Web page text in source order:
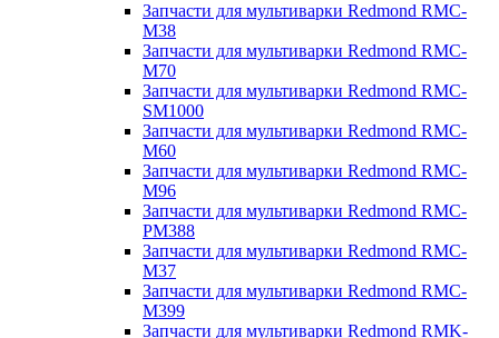
Запчасти для мультиварки Redmond RMC-
M38
Запчасти для мультиварки Redmond RMC-
M70
Запчасти для мультиварки Redmond RMC-
SM1000
Запчасти для мультиварки Redmond RMC-
M60
Запчасти для мультиварки Redmond RMC-
M96
Запчасти для мультиварки Redmond RMC-
PM388
Запчасти для мультиварки Redmond RMC-
M37
Запчасти для мультиварки Redmond RMC-
M399
Запчасти для мультиварки Redmond RMK-